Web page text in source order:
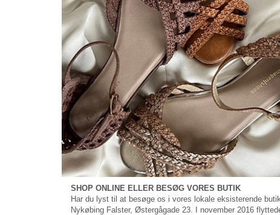
SHOP ONLINE ELLER BESØG VORES BUTIK
Har du lyst til at besøge os i vores lokale eksisterende
Nykøbing Falster, Østergågade 23. I november 2016